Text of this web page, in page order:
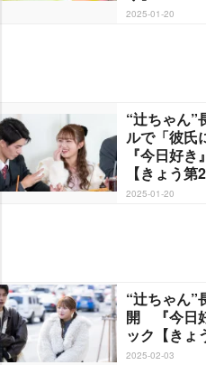
2025-01-20
“辻ちゃん”
ルで「彼氏
『今日好
【きょう第
2025-01-20
“辻ちゃん”
開 『今日
ック【きょ
2025-02-03